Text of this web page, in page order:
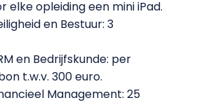
elke opleiding een mini iPad.
en Bestuur: 3
en Bedrijfskunde: per
t.w.v. 300 euro.
Management: 25